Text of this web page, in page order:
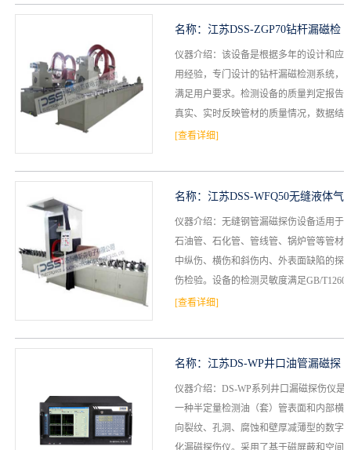
名称： 江苏DSS-ZGP70钻杆漏磁检
测设备
仪器介绍：该设备是根据多年的设计和应
用经验，专门设计的钻杆漏磁检测系统，
满足用户要求。检测设备的质量判定报告
真实、实时反映管材的质量情况，数据结
论可靠、可信。满足APISpec5CT、APISp
[查看详细]
名称： 江苏DSS-WFQ50无缝液体气
瓶漏磁探伤设备
仪器介绍：无缝钢管漏磁探伤设备适用于
石油管、石化管、管线管、锅炉管等管材
中纵伤、横伤和斜伤内、外表面缺陷的探
伤检验。设备的检测灵敏度满足GB/T1260
6、APISpec5CT、5DP、5D、5L以及...
[查看详细]
名称： 江苏DS-WP井口油管漏磁探
伤仪
仪器介绍：DS-WP系列井口漏磁探伤仪是
一种半定量检测油（套）管表面和内部横
向裂纹、孔洞、腐蚀和壁厚减薄型的数字
化漏磁探伤仪。采用了基于磁屏蔽和空间